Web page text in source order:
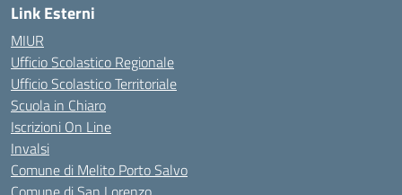
Link Esterni
MIUR
Ufficio Scolastico Regionale
Ufficio Scolastico Territoriale
Scuola in Chiaro
Iscrizioni On Line
Invalsi
Comune di Melito Porto Salvo